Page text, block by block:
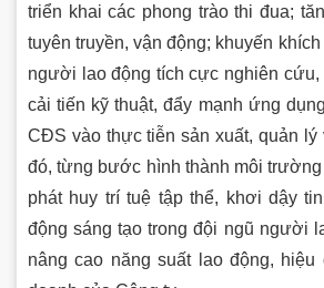
triển khai các phong trào thi đua;
tuyên truyền, vận động; khuyến
người lao động tích cực nghiên cứu,
cải tiến kỹ thuật, đẩy mạnh ứng
CĐS vào thực tiễn sản xuất, quản lý
đó, từng bước hình thành môi trường
phát huy trí tuệ tập thể, khơi dậy
động sáng tạo trong đội ngũ người
nâng cao năng suất lao động, hiệu